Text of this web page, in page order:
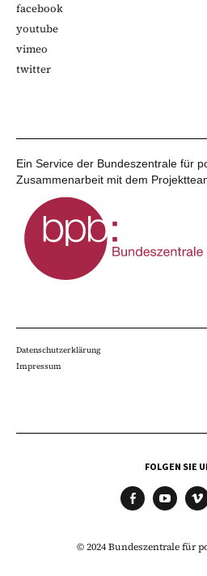
facebook
youtube
vimeo
twitter
Ein Service der Bundeszentrale für
Zusammenarbeit mit dem
Datenschutzerklärung
Impressum
FOLGEN SIE
© 2024 Bundeszentrale für